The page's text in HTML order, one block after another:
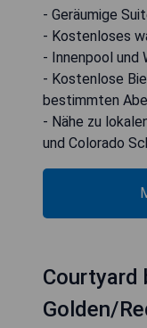
- Geräumige
- Kostenloses
- Innenpool und
- Kostenlose
bestimmten
- Nähe zu
und Colorado
Courtyard
Golden/